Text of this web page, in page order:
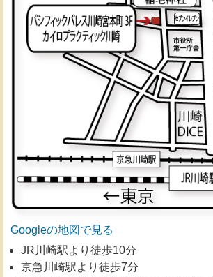
Googleの地図で見る
JR川崎駅より徒歩10分
京急川崎駅より徒歩7分